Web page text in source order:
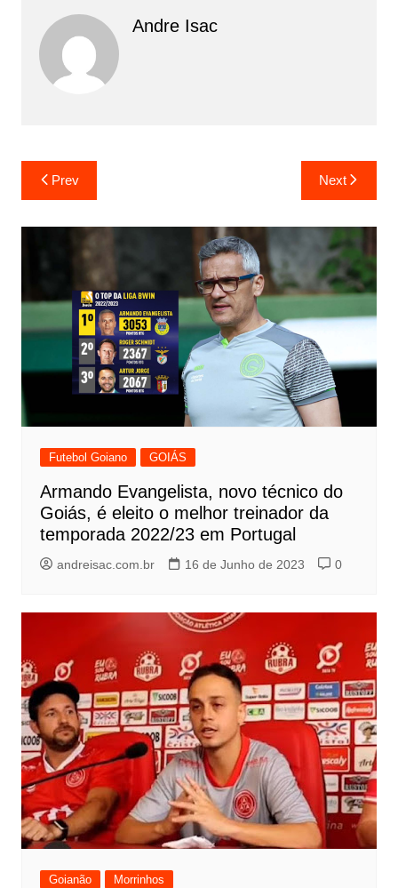
Andre Isac
Prev Next
Futebol Goiano GOIÁS
Armando Evangelista, novo técnico do
Goiás, é eleito o melhor treinador da
temporada 2022/23 em Portugal
andreisac.com.br 16 de Junho de 2023 0
Goianão Morrinhos